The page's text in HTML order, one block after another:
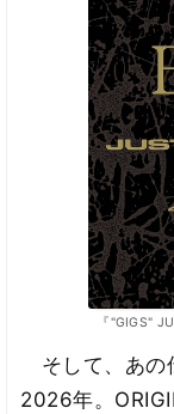
『"GIGS"
そして、あの
2026年。